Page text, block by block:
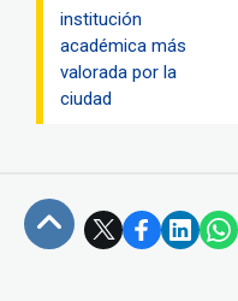
institución
académica más
valorada por la
ciudad